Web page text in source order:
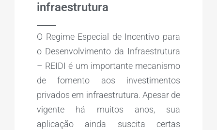
infraestrutura
O Regime Especial de Incentivo para
o Desenvolvimento da Infraestrutura
– REIDI é um importante mecanismo
de fomento aos investimentos
privados em infraestrutura. Apesar de
vigente há muitos anos, sua
aplicação ainda suscita certas